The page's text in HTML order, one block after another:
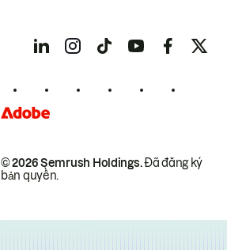
© 2026 Semrush Holdings.Đã đăng ký
bản quyền.